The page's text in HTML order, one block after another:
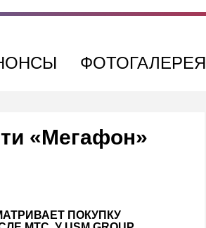
ФОТОГАЛЕРЕЯ
«Мегафон»
ПОКУПКУ